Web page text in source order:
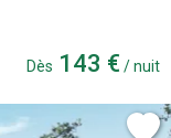
Dès 143 € / nuit